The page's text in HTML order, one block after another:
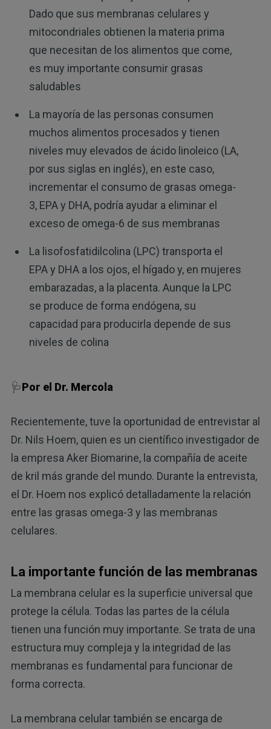
Dado que sus membranas celulares y
mitocondriales obtienen la materia prima
que necesitan de los alimentos que come,
es muy importante consumir grasas
saludables
La mayoría de las personas consumen
muchos alimentos procesados y tienen
niveles muy elevados de ácido linoleico (LA,
por sus siglas en inglés), en este caso,
incrementar el consumo de grasas omega-
3, EPA y DHA, podría ayudar a eliminar el
exceso de omega-6 de sus membranas
La lisofosfatidilcolina (LPC) transporta el
EPA y DHA a los ojos, el hígado y, en mujeres
embarazadas, a la placenta. Aunque la LPC
se produce de forma endógena, su
capacidad para producirla depende de sus
niveles de colina
🩺Por el Dr. Mercola
Recientemente, tuve la oportunidad de entrevistar al
Dr. Nils Hoem, quien es un científico investigador de
la empresa Aker Biomarine, la compañía de aceite
de kril más grande del mundo. Durante la entrevista,
el Dr. Hoem nos explicó detalladamente la relación
entre las grasas omega-3 y las membranas
celulares.
La importante función de las membranas
La membrana celular es la superficie universal que
protege la célula. Todas las partes de la célula
tienen una función muy importante. Se trata de una
estructura muy compleja y la integridad de las
membranas es fundamental para funcionar de
forma correcta.
La membrana celular también se encarga de